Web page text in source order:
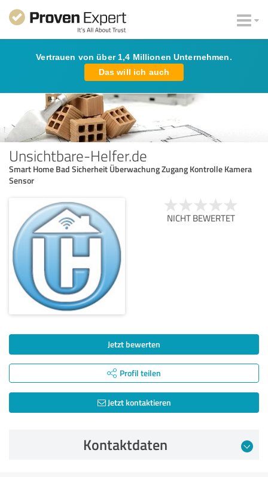
Vertrauen von über 1,4 Millionen Unternehmen.
Das will ich auch
Unsichtbare-Helfer.de
Smart Home Bad Sicherheit Überwachung Zugang Kontrolle Kamera
Sensor
NICHT BEWERTET
Jetzt bewerten
Profil teilen
Jetzt kontaktieren
Kontaktdaten